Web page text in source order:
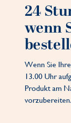
24
wenn
Wenn Sie
13.00 Uhr
Produkt am
vorzubereiten.